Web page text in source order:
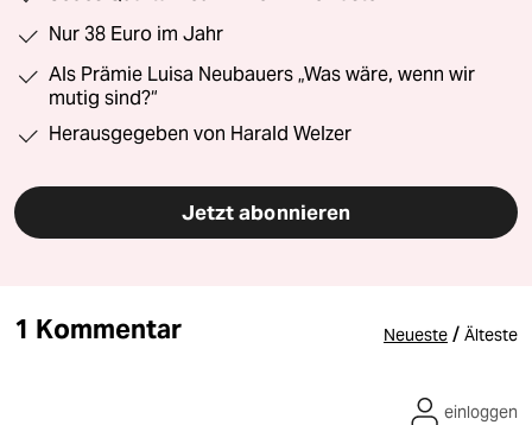
Nur 38 Euro im Jahr
Als Prämie Luisa Neubauers „Was wäre, wenn wir
mutig sind?“
Herausgegeben von Harald Welzer
Jetzt abonnieren
1 Kommentar Neueste / Älteste
einloggen